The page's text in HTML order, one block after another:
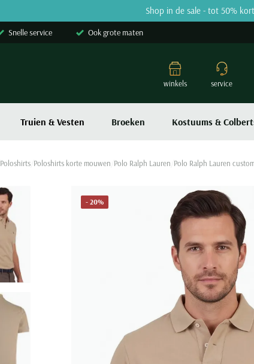
Shop in de sale - tot 50%
Snelle service Ook grote maten
Truien & Vesten Broeken Kostuums &
winkels service
Poloshirts Poloshirts korte mouwen Polo Ralph Lauren Polo Ralph Lauren
- 20%